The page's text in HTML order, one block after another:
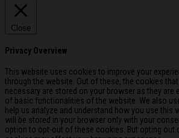
Close
Privacy Overview
This website uses cookies to improve your
through the website. Out of these, the cookies
necessary are stored on your browser as they are
of basic functionalities of the website. We also
help us analyze and understand how you use this
will be stored in your browser only with your
option to opt-out of these cookies. But opting out